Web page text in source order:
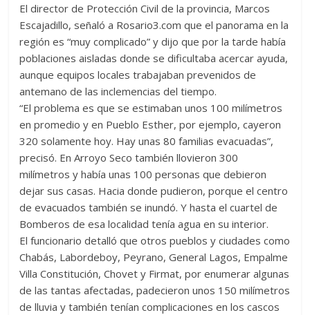
El director de Protección Civil de la provincia, Marcos
Escajadillo, señaló a Rosario3.com que el panorama en la
región es “muy complicado” y dijo que por la tarde había
poblaciones aisladas donde se dificultaba acercar ayuda,
aunque equipos locales trabajaban prevenidos de
antemano de las inclemencias del tiempo.
“El problema es que se estimaban unos 100 milímetros
en promedio y en Pueblo Esther, por ejemplo, cayeron
320 solamente hoy. Hay unas 80 familias evacuadas”,
precisó. En Arroyo Seco también llovieron 300
milímetros y había unas 100 personas que debieron
dejar sus casas. Hacia donde pudieron, porque el centro
de evacuados también se inundó. Y hasta el cuartel de
Bomberos de esa localidad tenía agua en su interior.
El funcionario detalló que otros pueblos y ciudades como
Chabás, Labordeboy, Peyrano, General Lagos, Empalme
Villa Constitución, Chovet y Firmat, por enumerar algunas
de las tantas afectadas, padecieron unos 150 milímetros
de lluvia y también tenían complicaciones en los cascos